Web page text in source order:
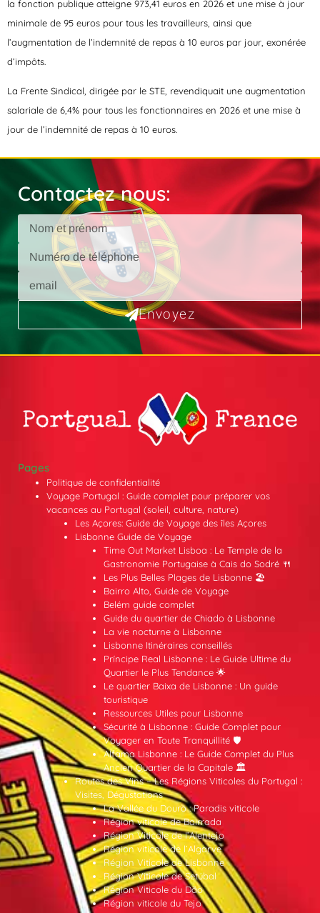
la fonction publique atteigne 973,41 euros en 2026 et une mise à jour
minimale de 95 euros pour tous les travailleurs, ainsi que
l’augmentation de l’indemnité de repas à 10 euros par jour, exonérée
d’impôts.
La Frente Sindical, dirigée par le STE, revendiquait une augmentation
salariale de 6,4% pour tous les fonctionnaires en 2026 et une mise à
jour de l’indemnité de repas à 10 euros.
Contactez nous:
Envoyez
Pages
Politique de confidentialité
Voyage Portugal : Guide complet pour préparer vos
vacances au Portugal (soleil, culture, nature)
Les Açores: Guide de Voyage des îles Açores
Lisbonne Guide de Voyage
Time Out Market Lisboa : Le Temple de la
Gastronomie Portugaise à Cais do Sodré 🍴
Les Plus Belles Plages de Lisbonne 🏖️
Bairro Alto, Guide de Voyage
Belém guide complet
Guide du quartier de Chiado à Lisbonne
La vie nocturne à Lisbonne
Lisbonne Itinéraires conseillés
Príncipe Real Lisbonne : Le Guide Ultime du
Quartier le Plus Tendance 🌟
Le quartier Baixa de Lisbonne : Un guide
touristique
Ressources Utiles pour Lisbonne
Sécurité à Lisbonne : Guide Complet pour
Voyager en Toute Tranquillité 🛡️
Alfama Lisbonne : Le Guide Complet du Plus
Ancien Quartier de la Capitale 🏛️
Routes des Vins – Les Régions Viticoles du Portugal :
Visites, Dégustations
La Vallée du Douro : Paradis viticole
Région viticole de Bairrada
Région Viticole de l’Alentejo
Région viticole de l’Algarve
Région Viticole de Lisbonne
Région Viticole de Setúbal
Région Viticole du Dão
Région viticole du Tejo